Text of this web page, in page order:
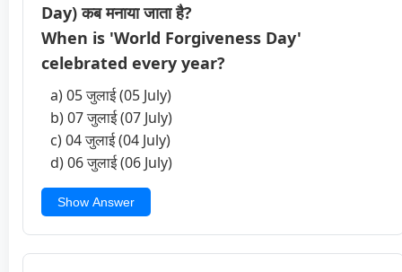
Day) कब मनाया जाता है?
When is 'World Forgiveness Day'
celebrated every year?
a) 05 जुलाई (05 July)
b) 07 जुलाई (07 July)
c) 04 जुलाई (04 July)
d) 06 जुलाई (06 July)
Show Answer